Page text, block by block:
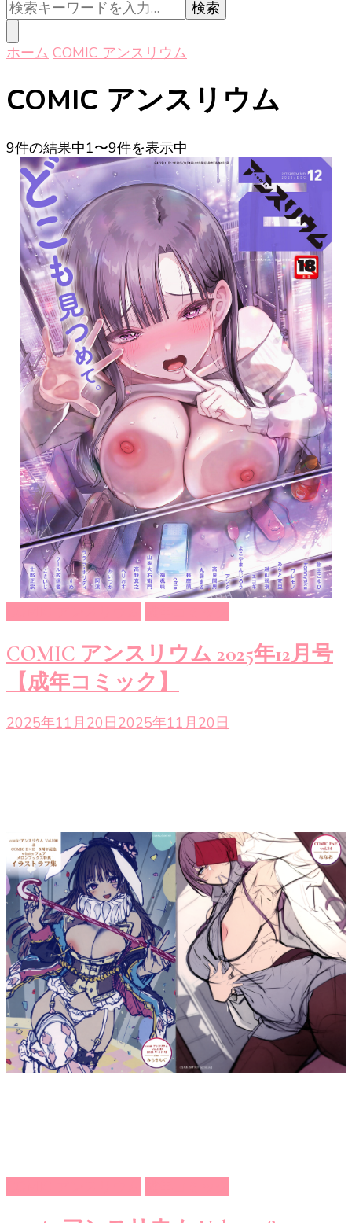
に
か
お
探
で
か
?
ホーム COMIC アンスリウム
COMIC アンスリウム
9件の結果中1〜9件を表示中
COMIC アンスリウム 2025年12月号
【成年コミック】
2025年11月20日2025年11月20日